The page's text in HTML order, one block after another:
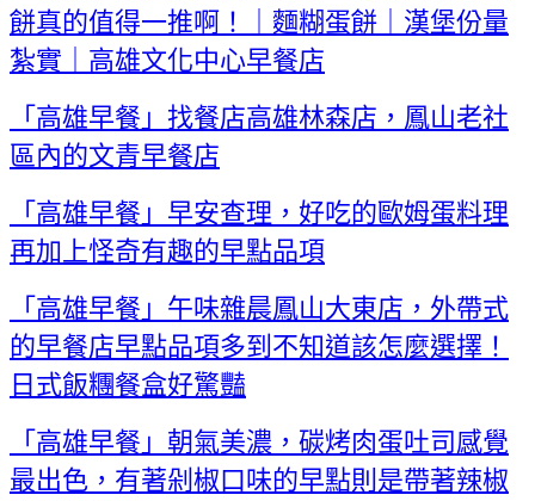
餅真的值得一推啊！｜麵糊蛋餅｜漢堡份量
紮實｜高雄文化中心早餐店
「高雄早餐」找餐店高雄林森店，鳳山老社
區內的文青早餐店
「高雄早餐」早安查理，好吃的歐姆蛋料理
再加上怪奇有趣的早點品項
「高雄早餐」午味雜晨鳳山大東店，外帶式
的早餐店早點品項多到不知道該怎麼選擇！
日式飯糰餐盒好驚豔
「高雄早餐」朝氣美濃，碳烤肉蛋吐司感覺
最出色，有著剁椒口味的早點則是帶著辣椒